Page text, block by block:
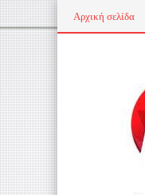
Αρχική σελίδα